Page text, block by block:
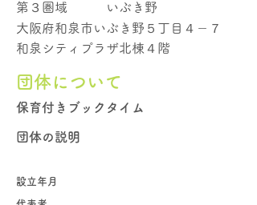
第３圏域
いぶき野
大阪府和泉市いぶき野５丁目４－７
和泉シティプラザ北棟４階
団体について
保育付きブックタイム
団体の説明
設立年月